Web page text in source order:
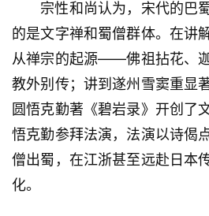
砚
边
夜
话
美
术
宗性和尚认为，宋代的巴
的是文字禅和蜀僧群体。在讲
从禅宗的起源——佛祖拈花、迦
教外别传；讲到遂州雪窦重显
圆悟克勤著《碧岩录》开创了
悟克勤参拜法演，法演以诗偈
僧出蜀，在江浙甚至远赴日本
化。